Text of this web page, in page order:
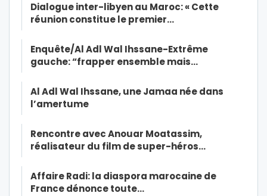
Dialogue inter-libyen au Maroc: « Cette
réunion constitue le premier…
Enquête/Al Adl Wal Ihssane-Extrême
gauche: “frapper ensemble mais…
Al Adl Wal Ihssane, une Jamaa née dans
l’amertume
Rencontre avec Anouar Moatassim,
réalisateur du film de super-héros…
Affaire Radi: la diaspora marocaine de
France dénonce toute…